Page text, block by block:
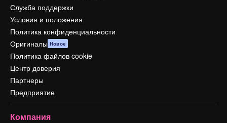
Служба поддержки
Условия и положения
Политика конфиденциальности
Оригиналы Новое
Политика файлов cookie
Центр доверия
Партнеры
Предприятие
Компания